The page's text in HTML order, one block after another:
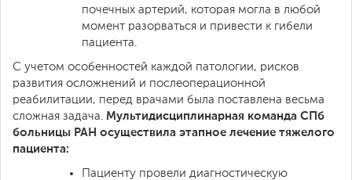
почечных артерий, которая могла в любой
момент разорваться и привести к гибели
пациента.
С учетом особенностей каждой патологии, рисков
развития осложнений и послеоперационной
реабилитации, перед врачами была поставлена весьма
сложная задача. Мультидисциплинарная команда СПб
больницы РАН осуществила этапное лечение тяжелого
пациента:
Пациенту провели диагностическую